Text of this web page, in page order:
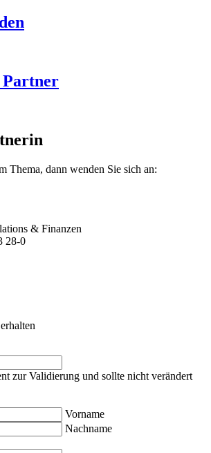
Partner
Thema, dann wenden Sie sich an:
& Finanzen
28-0
zur Validierung und sollte nicht verändert
Vorname
Nachname